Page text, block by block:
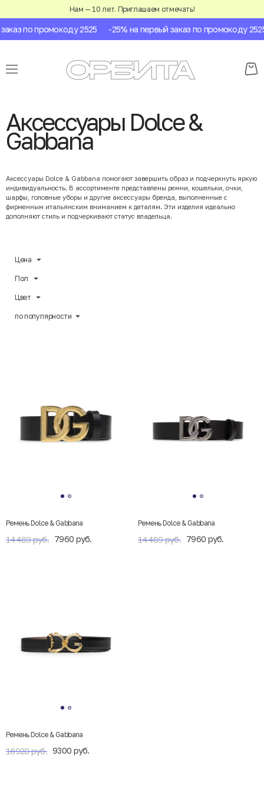
Нам — 10 лет. Приглашаем отмечать!
по промокоду 2525 -25% на первый заказ по промокоду 2525
Аксессуары Dolce &
Gabbana
Аксессуары Dolce & Gabbana помогают завершить образ и подчеркнуть яркую
индивидуальность. В ассортименте представлены ремни, кошельки, очки,
шарфы, головные уборы и другие аксессуары бренда, выполненные с
фирменным итальянским вниманием к деталям. Эти изделия идеально
дополняют стиль и подчеркивают статус владельца.
Цена
Пол
Цвет
по популярности
Ремень Dolce & Gabbana
14489 руб. 7960 руб.
Ремень Dolce & Gabbana
14489 руб. 7960 руб.
Ремень Dolce & Gabbana
16920 руб. 9300 руб.